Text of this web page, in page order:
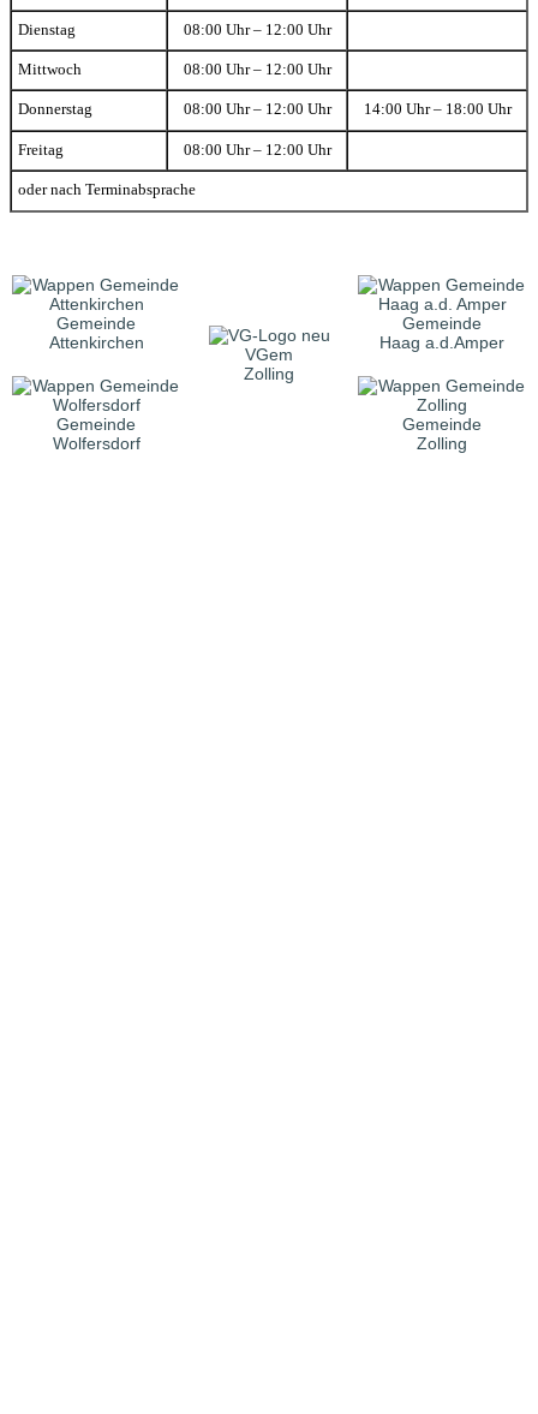
Dienstag 08:00 Uhr – 12:00 Uhr
Mittwoch 08:00 Uhr – 12:00 Uhr
Donnerstag 08:00 Uhr – 12:00 Uhr 14:00 Uhr – 18:00 Uhr
Freitag 08:00 Uhr – 12:00 Uhr
oder nach Terminabsprache
Gemeinde
Attenkirchen
VGem
Zolling
Gemeinde
Haag a.d.Amper
Gemeinde
Wolfersdorf
Gemeinde
Zolling